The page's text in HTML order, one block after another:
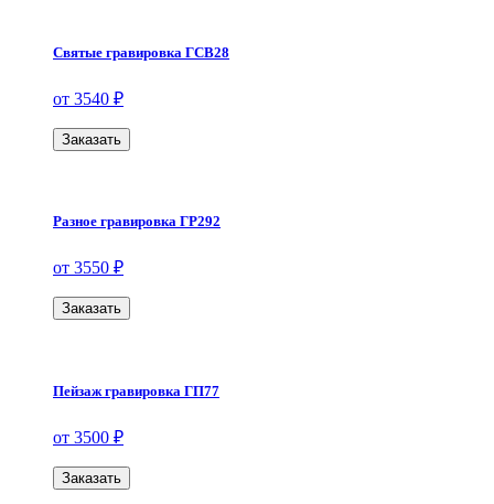
Святые гравировка ГСВ28
от 3540 ₽
Заказать
Разное гравировка ГР292
от 3550 ₽
Заказать
Пейзаж гравировка ГП77
от 3500 ₽
Заказать